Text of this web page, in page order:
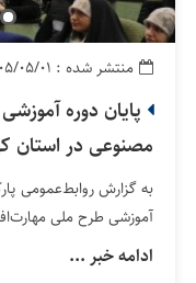
منتشر شده : ۱۴۰۵/۰۵/۰۱
پایان دوره
مصنوعی در استان
به گزارش روابط‌عمومی
آموزشی طرح ملی
ادامه خبر ...